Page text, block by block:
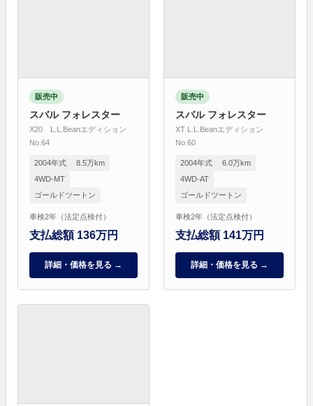
販売中
スバル フォレスター
X20 L.L.Beanエディション
No.64
2004年式
8.5万km
4WD-MT
ゴールドツートン
車検2年（法定点検付）
支払総額 136万円
詳細・価格を見る →
販売中
スバル フォレスター
XT L.L.Beanエディション
No.60
2004年式
6.0万km
4WD-AT
ゴールドツートン
車検2年（法定点検付）
支払総額 141万円
詳細・価格を見る →